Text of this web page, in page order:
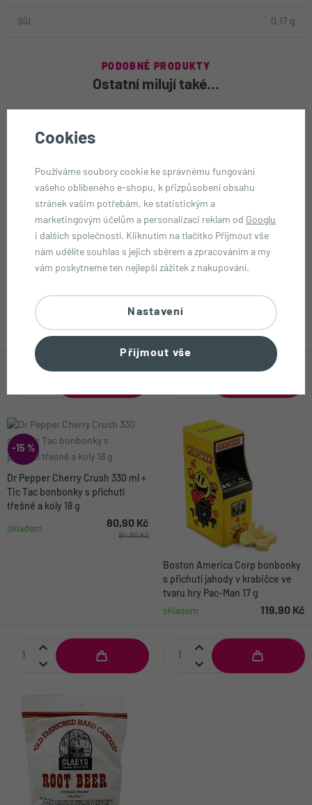
Sůl 0,17 g
PODOBNÉ PRODUKTY
Ostatní milují také...
salmiakem 100 g
skladem 84,90 Kč
-15 %
skladem 292,60 Kč
344,30 Kč
-15 %
Dr Pepper Cherry Crush 330 ml +
Tic Tac bonbonky s příchutí
třešně a koly 18 g
skladem 80,90 Kč
94,80 Kč
Boston America Corp bonbonky
s příchutí jahody v krabičce ve
tvaru hry Pac-Man 17 g
skladem
119,90 Kč
Cookies
Používáme soubory cookie ke správnému fungování
vašeho oblíbeného e-shopu, k přizpůsobení obsahu
stránek vašim potřebám, ke statistickým a
marketingovým účelům a personalizaci reklam od Googlu
i dalších společností. Kliknutím na tlačítko Přijmout vše
nám udělíte souhlas s jejich sběrem a zpracováním a my
vám poskytneme ten nejlepší zážitek z nakupování.
Nastavení
Přijmout vše